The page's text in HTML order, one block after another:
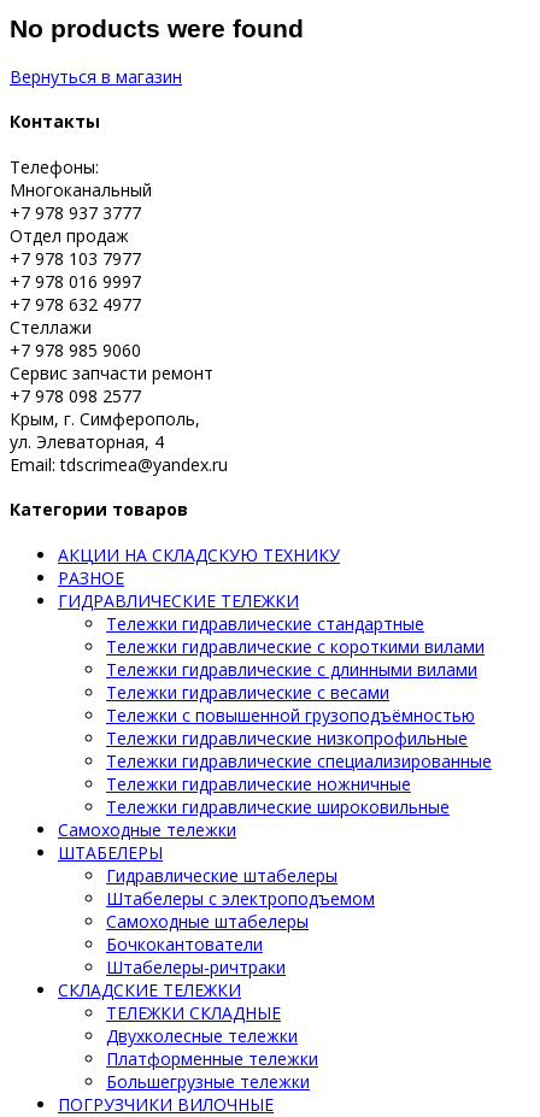
No products were found
Вернуться в магазин
Контакты
Телефоны:
Многоканальный
+7 978 937 3777
Отдел продаж
+7 978 103 7977
+7 978 016 9997
+7 978 632 4977
Стеллажи
+7 978 985 9060
Сервис запчасти ремонт
+7 978 098 2577
Крым, г. Симферополь,
ул. Элеваторная, 4
Email: tdscrimea@yandex.ru
Категории товаров
АКЦИИ НА СКЛАДСКУЮ ТЕХНИКУ
РАЗНОЕ
ГИДРАВЛИЧЕСКИЕ ТЕЛЕЖКИ
Тележки гидравлические стандартные
Тележки гидравлические с короткими вилами
Тележки гидравлические с длинными вилами
Тележки гидравлические с весами
Тележки с повышенной грузоподъёмностью
Тележки гидравлические низкопрофильные
Тележки гидравлические специализированные
Тележки гидравлические ножничные
Тележки гидравлические широковильные
Самоходные тележки
ШТАБЕЛЕРЫ
Гидравлические штабелеры
Штабелеры с электроподъемом
Самоходные штабелеры
Бочкокантователи
Штабелеры-ричтраки
СКЛАДСКИЕ ТЕЛЕЖКИ
ТЕЛЕЖКИ СКЛАДНЫЕ
Двухколесные тележки
Платформенные тележки
Большегрузные тележки
ПОГРУЗЧИКИ ВИЛОЧНЫЕ